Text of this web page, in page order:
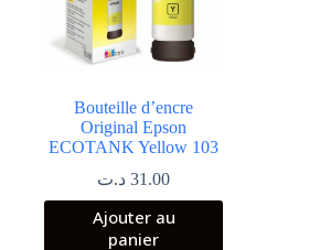
Bouteille d’encre
Original Epson
ECOTANK Yellow 103
31.00 د.ت
Ajouter au
panier